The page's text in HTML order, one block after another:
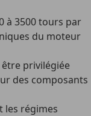
à 3500 tours par
du moteur
privilégiée
des composants
les régimes